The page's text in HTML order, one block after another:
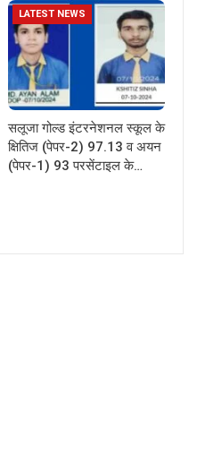
LATEST NEWS
सलूजा गोल्ड इंटरनेशनल स्कूल के
क्षितिज (पेपर-2) 97.13 व अयन
(पेपर-1) 93 परसेंटाइल के…